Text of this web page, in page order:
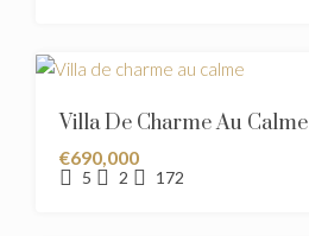
Villa De Charme Au Calme
€690,000
5 2 172